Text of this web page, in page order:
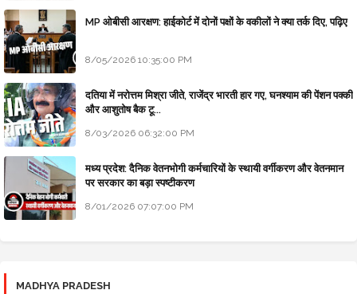
MP ओबीसी आरक्षण: हाईकोर्ट में दोनों पक्षों के वकीलों ने क्या तर्क दिए, पढ़िए
8/05/2026 10:35:00 PM
दतिया में नरोत्तम मिश्रा जीते, राजेंद्र भारती हार गए, घनश्याम की पेंशन पक्की
और आशुतोष बैक टू...
8/03/2026 06:32:00 PM
मध्य प्रदेश: दैनिक वेतनभोगी कर्मचारियों के स्थायी वर्गीकरण और वेतनमान
पर सरकार का बड़ा स्पष्टीकरण
8/01/2026 07:07:00 PM
MADHYA PRADESH